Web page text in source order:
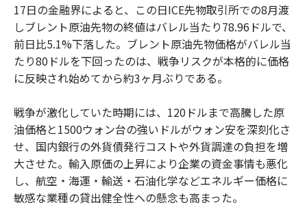
17日の金融界によると、この日ICE先物取引所での8月渡
しブレント原油先物の終値はバレル当たり78.96ドルで、
前日比5.1%下落した。ブレント原油先物価格がバレル当
たり80ドルを下回ったのは、戦争リスクが本格的に価格
に反映され始めてから約3ヶ月ぶりである。
戦争が激化していた時期には、120ドルまで高騰した原
油価格と1500ウォン台の強いドルがウォン安を深刻化さ
せ、国内銀行の外貨債発行コストや外貨調達の負担を増
大させた。輸入原価の上昇により企業の資金事情も悪化
し、航空・海運・輸送・石油化学などエネルギー価格に
敏感な業種の貸出健全性への懸念も高まった。